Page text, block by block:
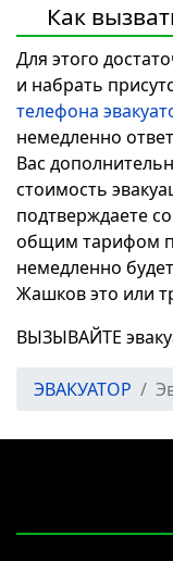
Как
Для этого
и набрать
телефона
немедленно
Вас
стоимость
подтверждаете
общим тарифом
немедленно
Жашков это или
ВЫЗЫВАЙТЕ
ЭВАКУАТОР